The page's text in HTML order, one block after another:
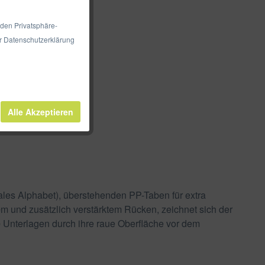
Alphabet), überstehenden PP-Taben für extra
und zusätzlich verstärktem Rücken, zeichnet sich der
durch ihre raue Oberfläche vor dem
Privatsphäre-
Datenschutzerklärung
Alle Akzeptieren